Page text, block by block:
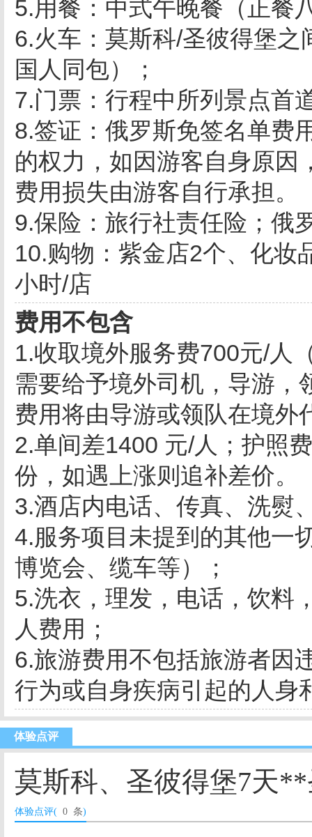
5.用餐：中式午晚餐（正餐
6.火车：莫斯科/圣彼得堡
国人同包）；
7.门票：行程中所列景点首
8.签证：俄罗斯免签名单费
的权力，如因游客自身原因
费用损失由游客自行承担。
9.保险：旅行社责任险；俄
10.购物：紫金店2个、化妆
小时/店
费用不包含
1.收取境外服务费700元/人
需要给予境外司机，导游，
费用将由导游或领队在境外
2.单间差1400 元/人；护照
份，如遇上涨则追补差价。
3.酒店内电话、传真、洗熨
4.服务项目未提到的其他一
博览会、缆车等）；
5.洗衣，理发，电话，饮料
人费用；
6.旅游费用不包括旅游者因
行为或自身疾病引起的人身
体验点评
莫斯科、圣彼得堡7天
体验点评( 0 条)